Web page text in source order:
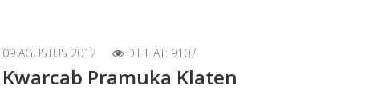
09 AGUSTUS 2012 DILIHAT: 9107
Pramuka Klaten